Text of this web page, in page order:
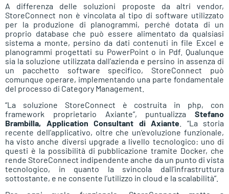
A differenza delle soluzioni proposte da altri vendor,
StoreConnect non è vincolata al tipo di software utilizzato
per la produzione di planogrammi, perché dotata di un
proprio database che può essere alimentato da qualsiasi
sistema a monte, persino da dati contenuti in file Excel e
planogrammi progettati su PowerPoint o in Pdf. Qualunque
sia la soluzione utilizzata dall’azienda e persino in assenza di
un pacchetto software specifico, StoreConnect può
comunque operare, implementando una parte fondamentale
del processo di Category Management.
“La soluzione StoreConnect è costruita in php, con
framework proprietario Axiante”, puntualizza Stefano
Brambilla, Application Consultant di Axiante . “La storia
recente dell’applicativo, oltre che un’evoluzione funzionale,
ha visto anche diversi upgrade a livello tecnologico: uno di
questi è la possibilità di pubblicazione tramite Docker, che
rende StoreConnect indipendente anche da un punto di vista
tecnologico, in quanto la svincola dall’infrastruttura
sottostante, e ne consente l’utilizzo in cloud e la scalabilità”.